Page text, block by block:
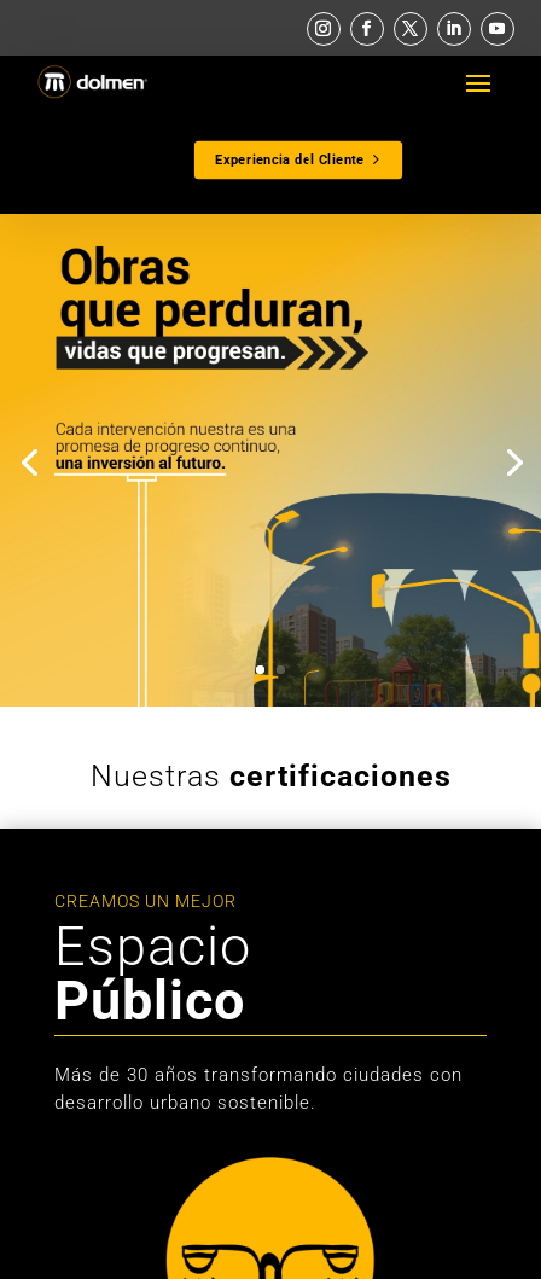
Experiencia del Cliente
Nuestras certificaciones
CREAMOS UN MEJOR
Espacio
Público
Más de 30 años transformando ciudades con
desarrollo urbano sostenible.